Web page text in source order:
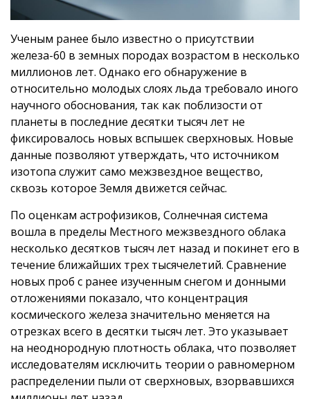
Ученым ранее было известно о присутствии
железа-60 в земных породах возрастом в несколько
миллионов лет. Однако его обнаружение в
относительно молодых слоях льда требовало иного
научного обоснования, так как поблизости от
планеты в последние десятки тысяч лет не
фиксировалось новых вспышек сверхновых. Новые
данные позволяют утверждать, что источником
изотопа служит само межзвездное вещество,
сквозь которое Земля движется сейчас.
По оценкам астрофизиков, Солнечная система
вошла в пределы Местного межзвездного облака
несколько десятков тысяч лет назад и покинет его в
течение ближайших трех тысячелетий. Сравнение
новых проб с ранее изученным снегом и донными
отложениями показало, что концентрация
космического железа значительно меняется на
отрезках всего в десятки тысяч лет. Это указывает
на неоднородную плотность облака, что позволяет
исследователям исключить теории о равномерном
распределении пыли от сверхновых, взорвавшихся